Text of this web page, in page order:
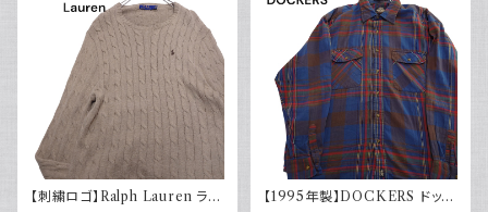
【刺繍ロゴ】Ralph Lauren ラル
【1995年製】DOCKERS ドッカ